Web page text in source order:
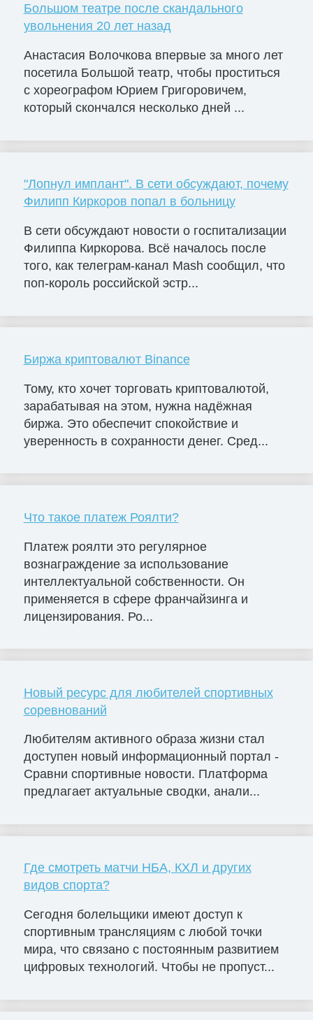
Большом театре после скандального
увольнения 20 лет назад
Анастасия Волочкова впервые за много лет
посетила Большой театр, чтобы проститься
с хореографом Юрием Григоровичем,
который скончался несколько дней ...
"Лопнул имплант". В сети обсуждают, почему
Филипп Киркоров попал в больницу
В сети обсуждают новости о госпитализации
Филиппа Киркорова. Всё началось после
того, как телеграм-канал Mash сообщил, что
поп-король российской эстр...
Биржа криптовалют Binance
Тому, кто хочет торговать криптовалютой,
зарабатывая на этом, нужна надёжная
биржа. Это обеспечит спокойствие и
уверенность в сохранности денег. Сред...
Что такое платеж Роялти?
Платеж роялти это регулярное
вознаграждение за использование
интеллектуальной собственности. Он
применяется в сфере франчайзинга и
лицензирования. Ро...
Новый ресурс для любителей спортивных
соревнований
Любителям активного образа жизни стал
доступен новый информационный портал -
Сравни спортивные новости. Платформа
предлагает актуальные сводки, анали...
Где смотреть матчи НБА, КХЛ и других
видов спорта?
Сегодня болельщики имеют доступ к
спортивным трансляциям с любой точки
мира, что связано с постоянным развитием
цифровых технологий. Чтобы не пропуст...